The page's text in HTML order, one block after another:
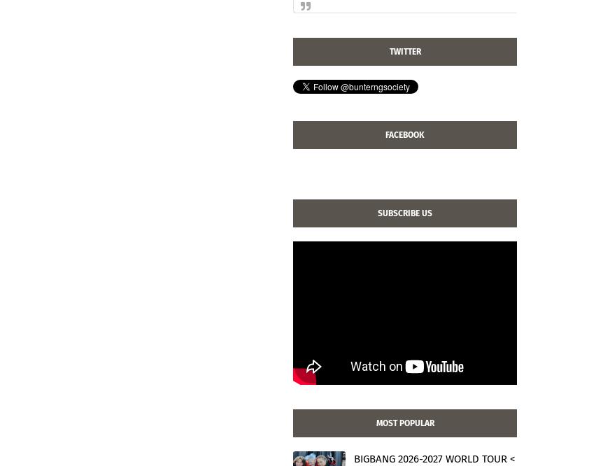
TWITTER
FACEBOOK
SUBSCRIBE US
MOST POPULAR
BIGBANG 2026-2027 WORLD TOUR <